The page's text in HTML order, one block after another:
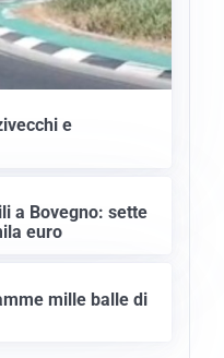
e
a Bovegno: sette
euro
mille balle di